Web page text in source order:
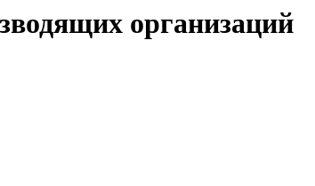
организаций